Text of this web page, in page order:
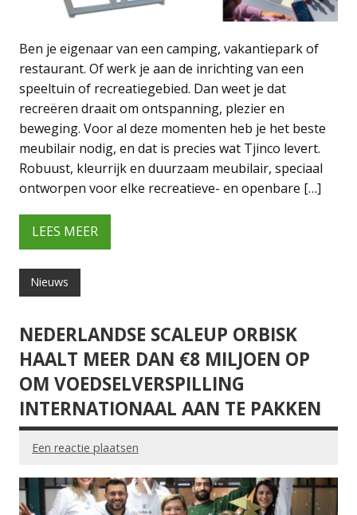
Ben je eigenaar van een camping, vakantiepark of
restaurant. Of werk je aan de inrichting van een
speeltuin of recreatiegebied. Dan weet je dat
recreëren draait om ontspanning, plezier en
beweging. Voor al deze momenten heb je het beste
meubilair nodig, en dat is precies wat Tjinco levert.
Robuust, kleurrijk en duurzaam meubilair, speciaal
ontworpen voor elke recreatieve- en openbare […]
LEES MEER
Nieuws
NEDERLANDSE SCALEUP ORBISK
HAALT MEER DAN €8 MILJOEN OP
OM VOEDSELVERSPILLING
INTERNATIONAAL AAN TE PAKKEN
Een reactie plaatsen